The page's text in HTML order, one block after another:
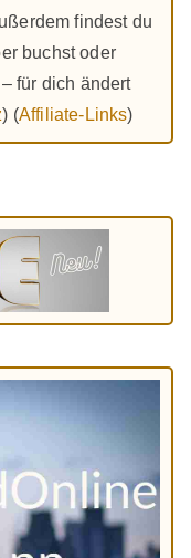
findest du
buchst oder
für dich ändert
) (Affiliate-Links)